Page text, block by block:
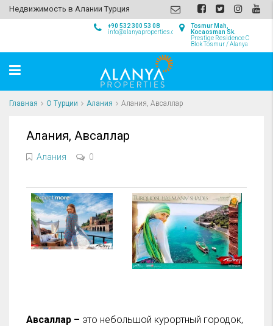
Недвижимость в Алании Турция
Tosmur Mah,
Kocaosman Sk.
Prestige Residence C
Blok Tosmur / Alanya
+90 532 300 53 08
info@alanyaproperties.com
Главная О Турции Алания Алания, Авсаллар
Алания, Авсаллар
Алания 0
Авсаллар – это небольшой курортный городок,